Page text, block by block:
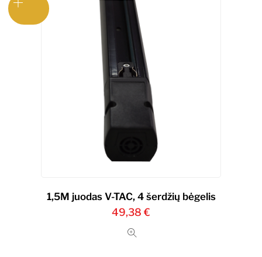
1,5M juodas V-TAC, 4 šerdžių bėgelis
49,38 €